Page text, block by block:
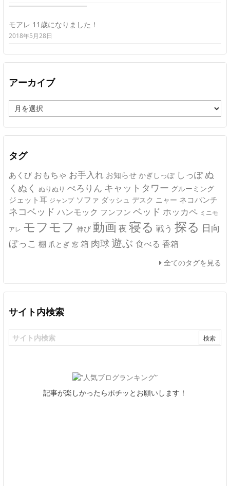
モアレ 11歳になりました！
2018年5月28日
アーカイブ
ー
カ
イ
タグ
あくび おもちゃ お手入れ お知らせ かぎしっぽ しっぽ ぬ
くぬく ぬりぬり ぺろりん キャットタワー グルーミング
ジェット耳 ジャンプ ソファ ダッシュ デスク ニャー ネコパンチ
ネコベッド ハンモック フンフン ベッド ホッカペ ミニモ
アレ モフモフ 伸び 動画 夜 寝る 戦う 探る 日向
ぼっこ 棚 爪とぎ 窓 箱 肉球 遊ぶ 食べる 香箱
全てのタグを見る
サイト内検索
記事が楽しかったらポチッとお願いします！